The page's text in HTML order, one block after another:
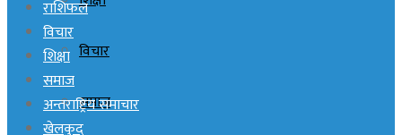
विचार
समाज
राशिफल
विचार
शिक्षा
समाज
अन्तराष्ट्रिय समाचार
खेलकुद